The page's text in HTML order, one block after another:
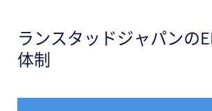
ランスタッドジャパンの
体制